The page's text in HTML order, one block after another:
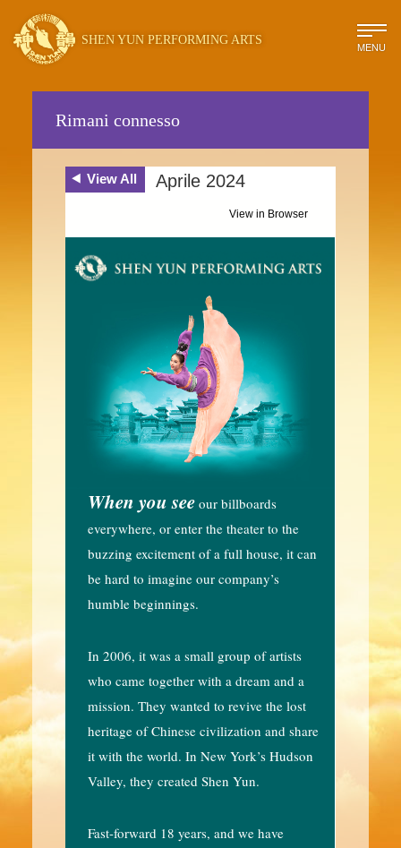
SHEN YUN PERFORMING ARTS MENU
Rimani connesso
View All Aprile 2024